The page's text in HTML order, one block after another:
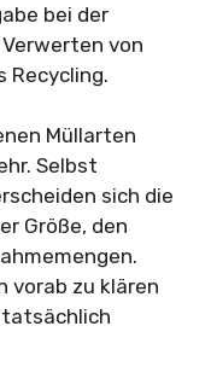
bei der
von
Recycling.
Müllarten
Selbst
sich die
Größe, den
vorab zu klären